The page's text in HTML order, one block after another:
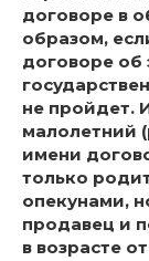
договоре в
образом,
договоре об
не пройдет.
малолетний
имени
только
опекунами,
продавец и
в возрасте